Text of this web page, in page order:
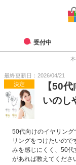
受付中
最終更新日：2026/04/21
決定
【50
いのし
50代向けのイヤリン
リングをつけたいので
みを感じにくく、50
があれば教えてくださ